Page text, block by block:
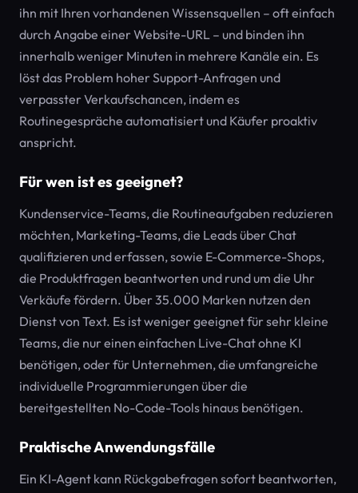
ihn mit Ihren vorhandenen Wissensquellen – oft einfach
durch Angabe einer Website-URL – und binden ihn
innerhalb weniger Minuten in mehrere Kanäle ein. Es
löst das Problem hoher Support-Anfragen und
verpasster Verkaufschancen, indem es
Routinegespräche automatisiert und Käufer proaktiv
anspricht.
Für wen ist es geeignet?
Kundenservice-Teams, die Routineaufgaben reduzieren
möchten, Marketing-Teams, die Leads über Chat
qualifizieren und erfassen, sowie E-Commerce-Shops,
die Produktfragen beantworten und rund um die Uhr
Verkäufe fördern. Über 35.000 Marken nutzen den
Dienst von Text. Es ist weniger geeignet für sehr kleine
Teams, die nur einen einfachen Live-Chat ohne KI
benötigen, oder für Unternehmen, die umfangreiche
individuelle Programmierungen über die
bereitgestellten No-Code-Tools hinaus benötigen.
Praktische Anwendungsfälle
Ein KI-Agent kann Rückgabefragen sofort beantworten,